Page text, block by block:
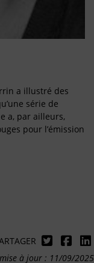
a illustré des
série de
a, par ailleurs,
pour l’émission
à jour : 11/09/2025